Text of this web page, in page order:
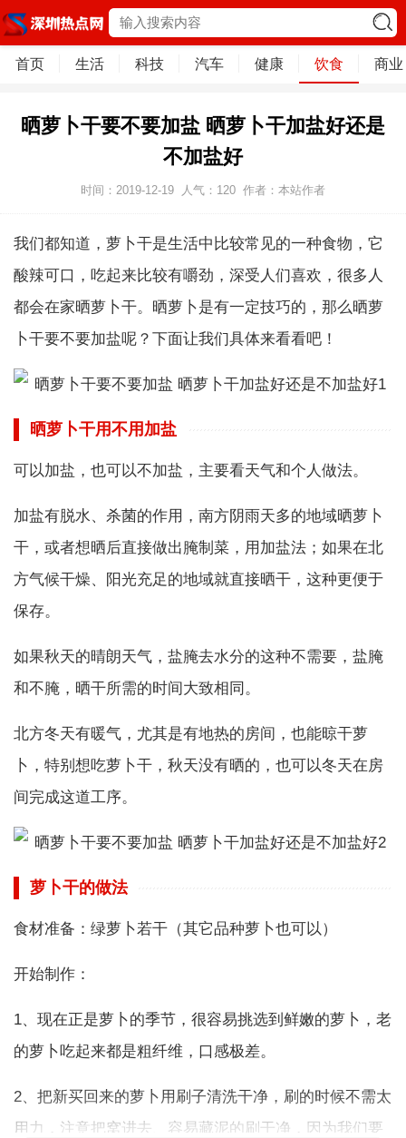
首页 生活 科技 汽车 健康 饮食 商业
晒萝卜干要不要加盐 晒萝卜干加盐好还是
不加盐好
时间：2019-12-19 人气： 120 作者：本站作者
我们都知道，萝卜干是生活中比较常见的一种食物，它
酸辣可口，吃起来比较有嚼劲，深受人们喜欢，很多人
都会在家晒萝卜干。晒萝卜是有一定技巧的，那么晒萝
卜干要不要加盐呢？下面让我们具体来看看吧！
晒萝卜干用不用加盐
可以加盐，也可以不加盐，主要看天气和个人做法。
加盐有脱水、杀菌的作用，南方阴雨天多的地域晒萝卜
干，或者想晒后直接做出腌制菜，用加盐法；如果在北
方气候干燥、阳光充足的地域就直接晒干，这种更便于
保存。
如果秋天的晴朗天气，盐腌去水分的这种不需要，盐腌
和不腌，晒干所需的时间大致相同。
北方冬天有暖气，尤其是有地热的房间，也能晾干萝
卜，特别想吃萝卜干，秋天没有晒的，也可以冬天在房
间完成这道工序。
萝卜干的做法
食材准备：绿萝卜若干（其它品种萝卜也可以）
开始制作：
1、现在正是萝卜的季节，很容易挑选到鲜嫩的萝卜，老
的萝卜吃起来都是粗纤维，口感极差。
2、把新买回来的萝卜用刷子清洗干净，刷的时候不需太
用力，注意把窝进去、容易藏泥的刷干净，因为我们要